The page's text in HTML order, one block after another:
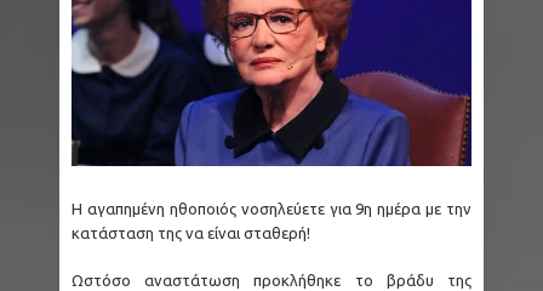
Η αγαπημένη ηθοποιός νοσηλεύετε για 9η ημέρα με την
κατάσταση της να είναι σταθερή!
Ωστόσο αναστάτωση προκλήθηκε το βράδυ της